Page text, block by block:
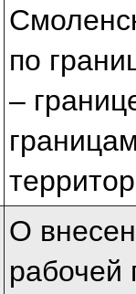
по
–
О
рабочей